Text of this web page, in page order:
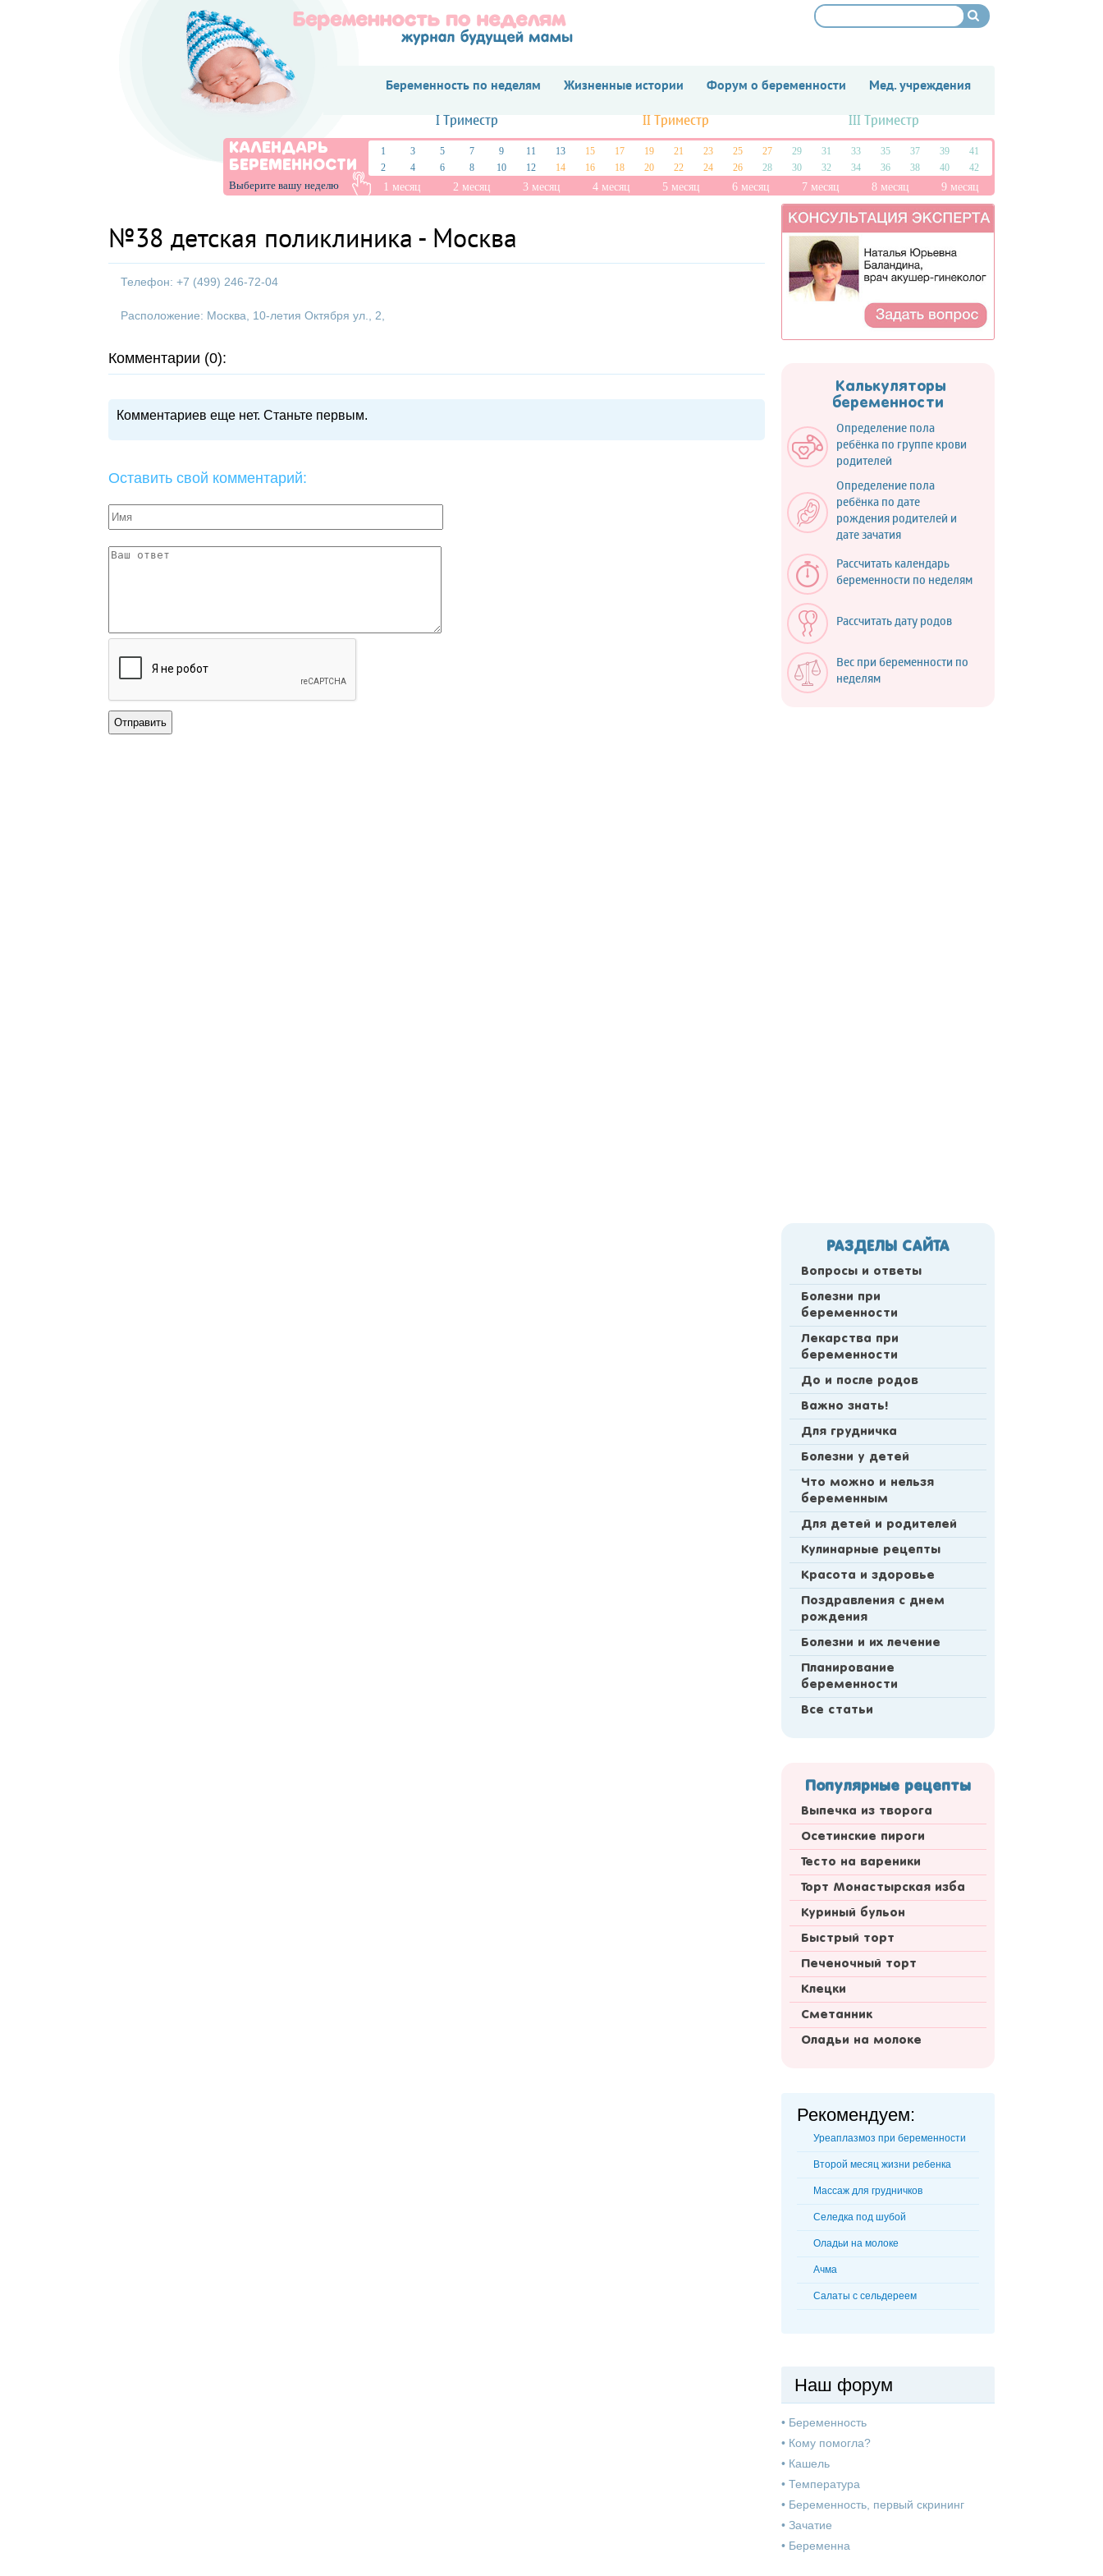
Беременность по неделям Жизненные истории Форум о беременности Мед. учреждения
I Триместр II Триместр III Триместр
КАЛЕНДАРЬ
БЕРЕМЕННОСТИ
Выберите вашу неделю
1 3 5 7 9 11 13 15 17 19 21 23 25 27 29 31 33 35 37 39
41
2
4 6 8 10 12 14 16 18 20 22 24 26 28 30 32 34 36 38 40 42
1 месяц 2 месяц 3 месяц 4 месяц 5 месяц 6 месяц 7 месяц 8 месяц 9 месяц
№38 детская поликлиника - Москва
Телефон: +7 (499) 246-72-04
Расположение: Москва, 10-летия Октября ул., 2,
Комментарии (0):
Комментариев еще нет. Станьте первым.
Оставить свой комментарий:
Калькуляторы
беременности
Определение пола
ребёнка по группе крови
родителей
Определение пола
ребёнка по дате
рождения родителей и
дате зачатия
Рассчитать календарь
беременности по неделям
Рассчитать дату родов
Вес при беременности по
неделям
РАЗДЕЛЫ САЙТА
Вопросы и ответы
Болезни при
беременности
Лекарства при
беременности
До и после родов
Важно знать!
Для грудничка
Болезни у детей
Что можно и нельзя
беременным
Для детей и родителей
Кулинарные рецепты
Красота и здоровье
Поздравления с днем
рождения
Болезни и их лечение
Планирование
беременности
Все статьи
Популярные рецепты
Выпечка из творога
Осетинские пироги
Тесто на вареники
Торт Монастырская изба
Куриный бульон
Быстрый торт
Печеночный торт
Клецки
Сметанник
Оладьи на молоке
Рекомендуем:
Уреаплазмоз при беременности
Второй месяц жизни ребенка
Массаж для грудничков
Селедка под шубой
Оладьи на молоке
Ачма
Салаты с сельдереем
Наш форум
• Беременность
• Кому помогла?
• Кашель
• Температура
• Беременность, первый скрининг
• Зачатие
• Беременна